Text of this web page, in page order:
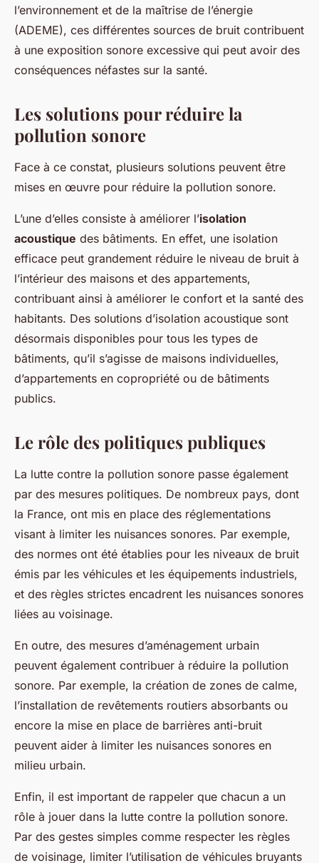
l’environnement et de la maîtrise de l’énergie
(ADEME), ces différentes sources de bruit contribuent
à une exposition sonore excessive qui peut avoir des
conséquences néfastes sur la santé.
Les solutions pour réduire la
pollution sonore
Face à ce constat, plusieurs solutions peuvent être
mises en œuvre pour réduire la pollution sonore.
L’une d’elles consiste à améliorer l’isolation
acoustique des bâtiments. En effet, une isolation
efficace peut grandement réduire le niveau de bruit à
l’intérieur des maisons et des appartements,
contribuant ainsi à améliorer le confort et la santé des
habitants. Des solutions d’isolation acoustique sont
désormais disponibles pour tous les types de
bâtiments, qu’il s’agisse de maisons individuelles,
d’appartements en copropriété ou de bâtiments
publics.
Le rôle des politiques publiques
La lutte contre la pollution sonore passe également
par des mesures politiques. De nombreux pays, dont
la France, ont mis en place des réglementations
visant à limiter les nuisances sonores. Par exemple,
des normes ont été établies pour les niveaux de bruit
émis par les véhicules et les équipements industriels,
et des règles strictes encadrent les nuisances sonores
liées au voisinage.
En outre, des mesures d’aménagement urbain
peuvent également contribuer à réduire la pollution
sonore. Par exemple, la création de zones de calme,
l’installation de revêtements routiers absorbants ou
encore la mise en place de barrières anti-bruit
peuvent aider à limiter les nuisances sonores en
milieu urbain.
Enfin, il est important de rappeler que chacun a un
rôle à jouer dans la lutte contre la pollution sonore.
Par des gestes simples comme respecter les règles
de voisinage, limiter l’utilisation de véhicules bruyants